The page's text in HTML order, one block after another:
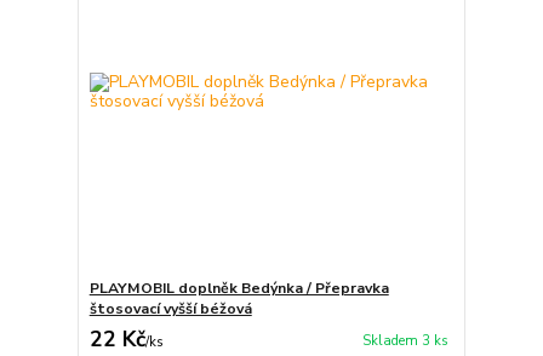
PLAYMOBIL doplněk Bedýnka / Přepravka
štosovací vyšší béžová
22 Kč/ks Skladem 3 ks